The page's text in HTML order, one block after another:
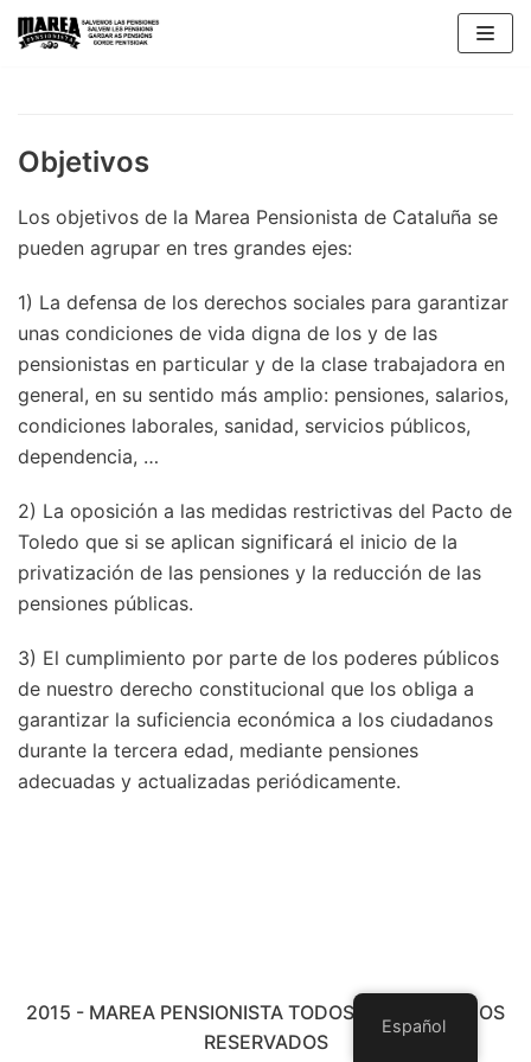
Saltar
Objetivos
Los objetivos de la Marea Pensionista de Cataluña se
pueden agrupar en tres grandes ejes:
1) La defensa de los derechos sociales para garantizar
unas condiciones de vida digna de los y de las
pensionistas en particular y de la clase trabajadora en
general, en su sentido más amplio: pensiones, salarios,
condiciones laborales, sanidad, servicios públicos,
dependencia, …
2) La oposición a las medidas restrictivas del Pacto de
Toledo que si se aplican significará el inicio de la
privatización de las pensiones y la reducción de las
pensiones públicas.
3) El cumplimiento por parte de los poderes públicos
de nuestro derecho constitucional que los obliga a
garantizar la suficiencia económica a los ciudadanos
durante la tercera edad, mediante pensiones
adecuadas y actualizadas periódicamente.
2015 - MAREA PENSIONISTA TODOS LOS DERECHOS
RESERVADOS
Español